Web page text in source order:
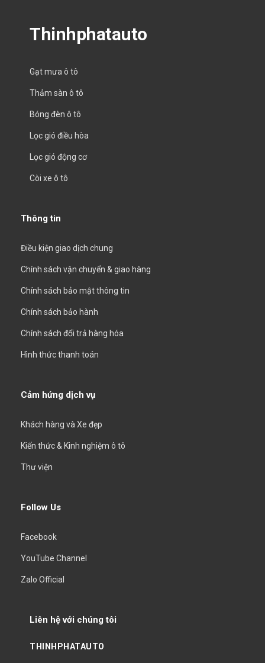
Thinhphatauto
Gạt mưa ô tô
Thảm sàn ô tô
Bóng đèn ô tô
Lọc gió điều hòa
Lọc gió động cơ
Còi xe ô tô
Thông tin
Điều kiện giao dịch chung
Chính sách vận chuyển & giao hàng
Chính sách bảo mật thông tin
Chính sách bảo hành
Chính sách đổi trả hàng hóa
Hình thức thanh toán
Cảm hứng dịch vụ
Khách hàng và Xe đẹp
Kiến thức & Kinh nghiệm ô tô
Thư viện
Follow Us
Facebook
YouTube Channel
Zalo Official
Liên hệ với chúng tôi
THINHPHATAUTO